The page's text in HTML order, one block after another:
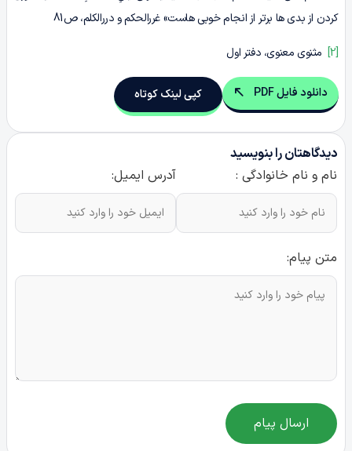
کردن از بدی ها برتر از انجام خوبی هاست» غررالحکم و دررالکلم، ص81
[2] مثنوی معنوی، دفتر اول
دانلود فایل PDF کپی لینک کوتاه
دیدگاهتان را بنویسید
نام و نام خانوادگی :
آدرس ایمیل:
متن پیام:
ارسال پیام